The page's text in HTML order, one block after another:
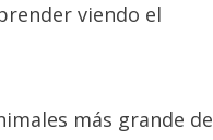
viendo el
más grande de